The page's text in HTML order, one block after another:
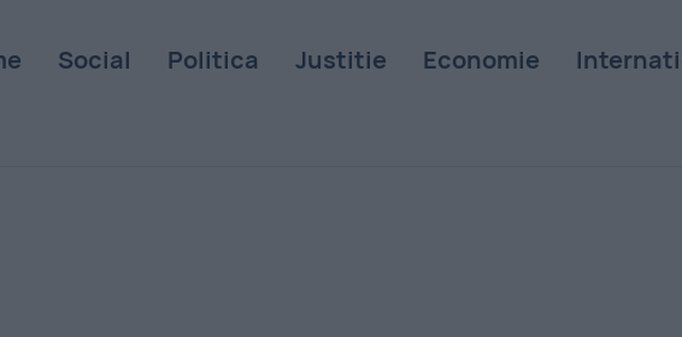
Social Politica Justitie Economie